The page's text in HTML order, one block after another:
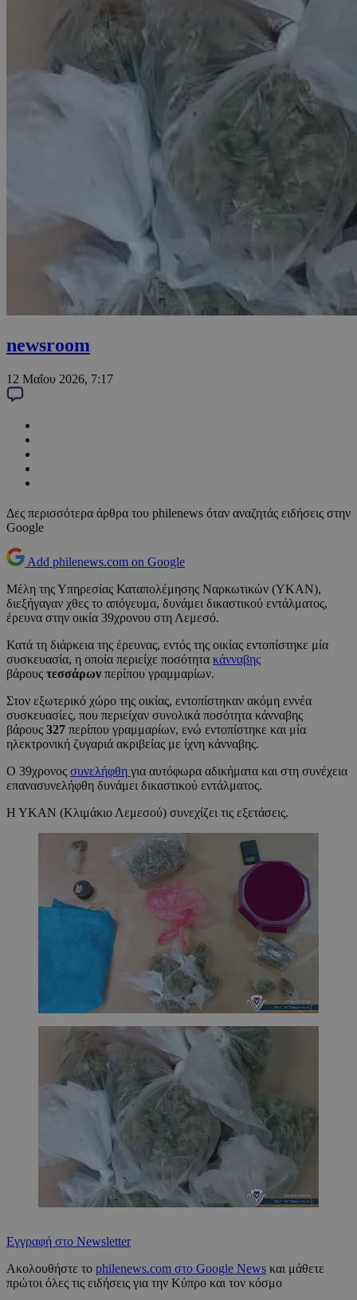
newsroom
12 Μαΐου 2026, 7:17
Δες περισσότερα άρθρα του philenews όταν αναζητάς ειδήσεις στην
Google
Add philenews.com on Google
Μέλη της Υπηρεσίας Καταπολέμησης Ναρκωτικών (ΥΚΑΝ),
διεξήγαγαν χθες το απόγευμα, δυνάμει δικαστικού εντάλματος,
έρευνα στην οικία 39χρονου στη Λεμεσό.
Κατά τη διάρκεια της έρευνας, εντός της οικίας εντοπίστηκε μία
συσκευασία, η οποία περιείχε ποσότητα κάνναβης
βάρους τεσσάρων περίπου γραμμαρίων.
Στον εξωτερικό χώρο της οικίας, εντοπίστηκαν ακόμη εννέα
συσκευασίες, που περιείχαν συνολικά ποσότητα κάνναβης
βάρους 327 περίπου γραμμαρίων, ενώ εντοπίστηκε και μία
ηλεκτρονική ζυγαριά ακριβείας με ίχνη κάνναβης.
Ο 39χρονος συνελήφθη για αυτόφωρα αδικήματα και στη συνέχεια
επανασυνελήφθη δυνάμει δικαστικού εντάλματος.
Η ΥΚΑΝ (Κλιμάκιο Λεμεσού) συνεχίζει τις εξετάσεις.
Εγγραφή στο Newsletter
Ακολουθήστε το philenews.com στο Google News και μάθετε
πρώτοι όλες τις ειδήσεις για την Κύπρο και τον κόσμο